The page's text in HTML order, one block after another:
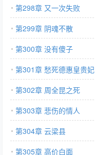
第298章 又一次失败
第299章 阴魂不散
第300章 没有傻子
第301章 愁死德惠皇贵妃
第302章 周全昆之死
第303章 悲伤的情人
第304章 云梁县
第305章 高价白面